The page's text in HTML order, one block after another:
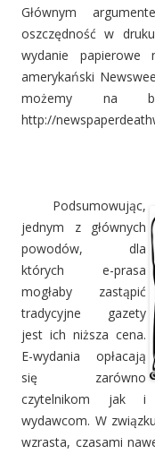
Głównym
oszczędność w
wydanie
amerykański
możemy na
http://
Podsumowując,
jednym z głównych
powodów, dla
których e-prasa
mogłaby zastąpić
tradycyjne gazety
jest ich niższa cena.
E-wydania opłacają
się zarówno
czytelnikom jak i
wydawcom. W
wzrasta, czasami